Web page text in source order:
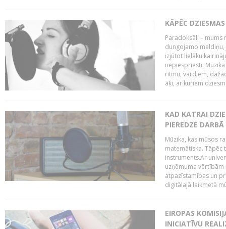
KĀPĒC
Paradoksāli – mums
dungojamo
izjūtot lielāku
nepiespriesti.
ritmu, vārdiem,
āķi, ar kuriem
KAD KATRAI
PIEREDZE
Mūzika, kas mūsos
matemātiska. Tāpēc
instruments.Ar
uzņēmuma
atpazīstamības un
digitālajā laikmetā
EIROPAS
INICIATĪVU